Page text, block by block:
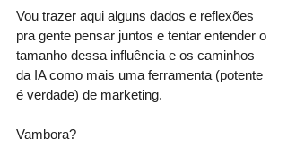
Vou trazer aqui alguns dados e reflexões
pra gente pensar juntos e tentar entender o
tamanho dessa influência e os caminhos
da IA como mais uma ferramenta (potente
é verdade) de marketing.
Vambora?